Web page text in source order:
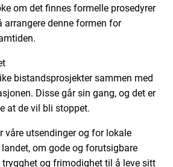
om det finnes formelle prosedyrer
denne formen for
bistandsprosjekter sammen med
Disse går sin gang, og det er
at de vil bli stoppet.
utsendinger og for lokale
om gode og forutsigbare
trygghet og frimodighet til å leve sitt